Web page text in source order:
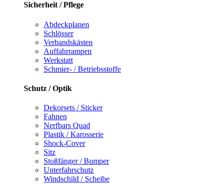
Sicherheit / Pflege
Abdeckplanen
Schlösser
Verbandskästen
Auffahrrampen
Werkstatt
Schmier- / Betriebsstoffe
Schutz / Optik
Dekorsets / Sticker
Fahnen
Nerfbars Quad
Plastik / Karosserie
Shock-Cover
Sitz
Stoßfänger / Bumper
Unterfahrschutz
Windschild / Scheibe